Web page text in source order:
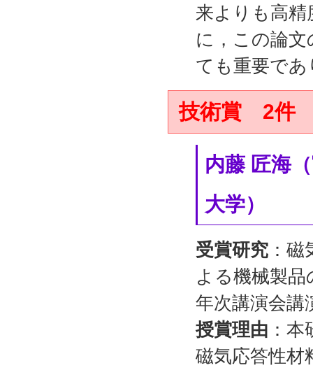
来よりも高
に，この論
ても重要で
技術賞 2件
内藤 匠海
大学）
受賞研究 ：
よる機械製品
年次講演会講
授賞理由 ：
磁気応答性材